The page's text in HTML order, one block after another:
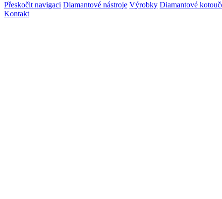
Přeskočit navigaci Diamantové nástroje Výrobky Diamantové
Kontakt